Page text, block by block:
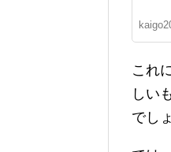
これ
しい
でし